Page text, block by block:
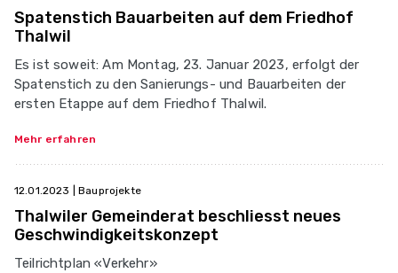
Spatenstich Bauarbeiten auf dem Friedhof
Thalwil
Es ist soweit: Am Montag, 23. Januar 2023, erfolgt der
Spatenstich zu den Sanierungs- und Bauarbeiten der
ersten Etappe auf dem Friedhof Thalwil.
Mehr erfahren
12.01.2023 | Bauprojekte
Thalwiler Gemeinderat beschliesst neues
Geschwindigkeitskonzept
Teilrichtplan «Verkehr»